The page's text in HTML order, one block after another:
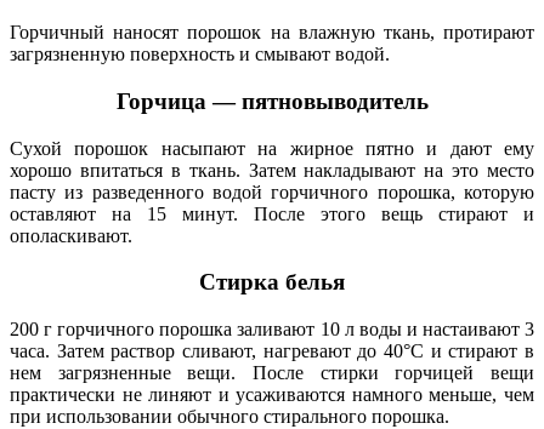
Горчичный наносят порошок на влажную ткань, протирают
загрязненную поверхность и смывают водой.
Горчица — пятновыводитель
Сухой порошок насыпают на жирное пятно и дают ему
хорошо впитаться в ткань. Затем накладывают на это место
пасту из разведенного водой горчичного порошка, которую
оставляют на 15 минут. После этого вещь стирают и
ополаскивают.
Стирка белья
200 г горчичного порошка заливают 10 л воды и настаивают 3
часа. Затем раствор сливают, нагревают до 40°С и стирают в
нем загрязненные вещи. После стирки горчицей вещи
практически не линяют и усаживаются намного меньше, чем
при использовании обычного стирального порошка.